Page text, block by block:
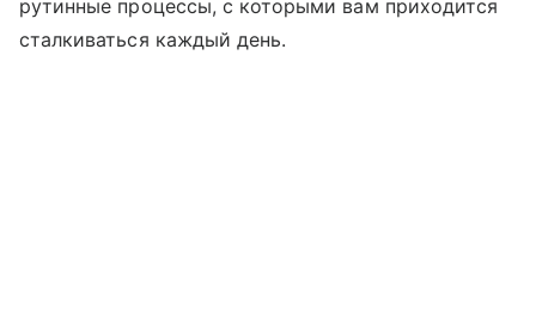
рутинные процессы, с которыми вам приходится
сталкиваться каждый день.